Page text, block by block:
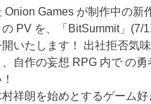
Games が制作中の新
PV を、「BitSummit」(7/
いたします！ 出社拒否気
自作の妄想 RPG 内で の勇
祥朗を始めとするゲーム好